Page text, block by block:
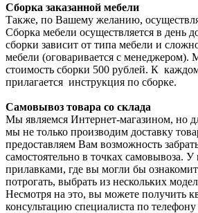
Сборка заказанной мебели
Также, по Вашему желанию,
Сборка мебели осуществляется в день
сборки зависит от типа мебели и
мебели (оговаривается с менеджером).
стоимость сборки 500 рублей. К
прилагается инструкция по сборке.
Самовывоз товара со склада
Мы являемся Интернет-магазином, но
мы не только производим доставку
предоставляем Вам возможность
самостоятельно в точках самовывоза. У
прилавками, где вы могли бы
потрогать, выбрать из нескольких
Несмотря на это, вы можете получить
консультацию специалиста по